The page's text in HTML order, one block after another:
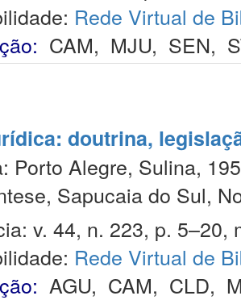
Rede Virtual de
CAM, MJU, SEN,
doutrina,
Porto Alegre, Sulina,
Sapucaia do Sul,
v. 44, n. 223, p. 5–20,
Rede Virtual de
AGU, CAM, CLD,